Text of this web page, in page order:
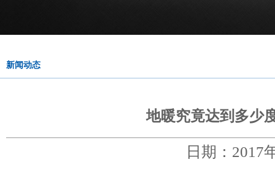
新闻动态
地暖究竟达到多少
日期：2017